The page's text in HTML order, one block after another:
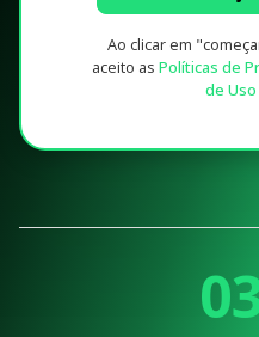
Ao clicar em
aceito as Políticas de
de Uso